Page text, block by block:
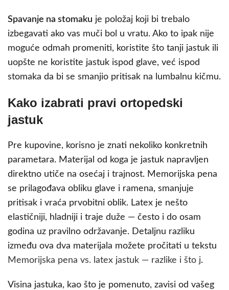
Spavanje na stomaku je položaj koji bi trebalo
izbegavati ako vas muči bol u vratu. Ako to ipak nije
moguće odmah promeniti, koristite što tanji jastuk ili
uopšte ne koristite jastuk ispod glave, već ispod
stomaka da bi se smanjio pritisak na lumbalnu kičmu.
Kako izabrati pravi ortopedski
jastuk
Pre kupovine, korisno je znati nekoliko konkretnih
parametara. Materijal od koga je jastuk napravljen
direktno utiče na osećaj i trajnost. Memorijska pena
se prilagođava obliku glave i ramena, smanjuje
pritisak i vraća prvobitni oblik. Latex je nešto
elastičniji, hladniji i traje duže — često i do osam
godina uz pravilno održavanje. Detaljnu razliku
između ova dva materijala možete pročitati u tekstu
Memorijska pena vs. latex jastuk — razlike i što j.
Visina jastuka, kao što je pomenuto, zavisi od vašeg